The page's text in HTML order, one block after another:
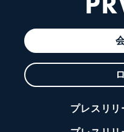
プレスリリ